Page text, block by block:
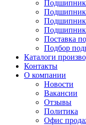
Поставка
Подбор
Каталоги
Контакты
О компании
Новости
Вакансии
Отзывы
Политика
Офис